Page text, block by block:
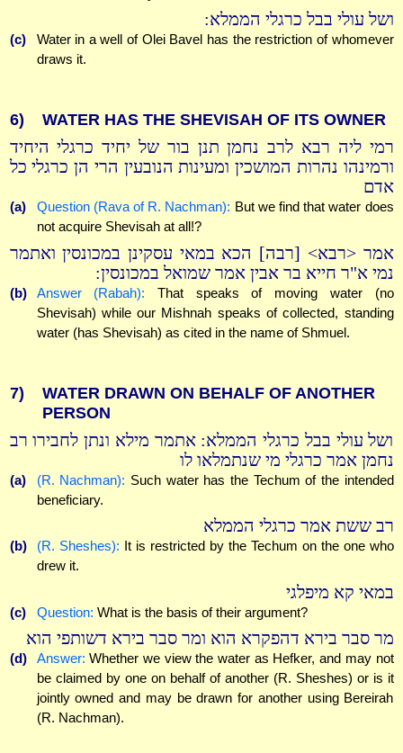
ושל עולי בבל כרגלי הממלא:
(c)
Water in a well of Olei Bavel has the restriction of whomever
draws it.
6) WATER HAS THE SHEVISAH OF ITS OWNER
רמי ליה רבא לרב נחמן תנן בור של יחיד כרגלי היחיד
ורמינהו נהרות המושכין ומעינות הנובעין הרי הן כרגלי כל
אדם
(a) Question (Rava of R. Nachman): But we find that water does
not acquire Shevisah at all!?
אמר <רבא> [רבה] הכא במאי עסקינן במכונסין ואתמר
נמי א"ר חייא בר אבין אמר שמואל במכונסין:
(b) Answer (Rabah): That speaks of moving water (no
Shevisah) while our Mishnah speaks of collected, standing
water (has Shevisah) as cited in the name of Shmuel.
7)
WATER DRAWN ON BEHALF OF ANOTHER
PERSON
ושל עולי בבל כרגלי הממלא: אתמר מילא ונתן לחבירו רב
נחמן אמר כרגלי מי שנתמלאו לו
(a) (R. Nachman): Such water has the Techum of the intended
beneficiary.
רב ששת אמר כרגלי הממלא
(b) (R. Sheshes): It is restricted by the Techum on the one who
drew it.
במאי קא מיפלגי
(c) Question: What is the basis of their argument?
מר סבר בירא דהפקרא הוא ומר סבר בירא דשותפי הוא
(d) Answer: Whether we view the water as Hefker, and may not
be claimed by one on behalf of another (R. Sheshes) or is it
jointly owned and may be drawn for another using Bereirah
(R. Nachman).